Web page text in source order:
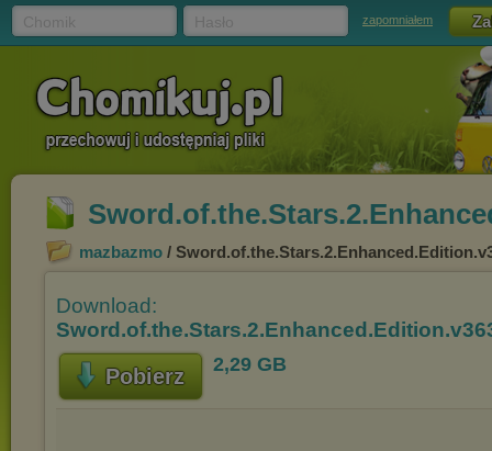
zapomniałem
mazbazmo /
Download:
Pobierz 2,29 GB